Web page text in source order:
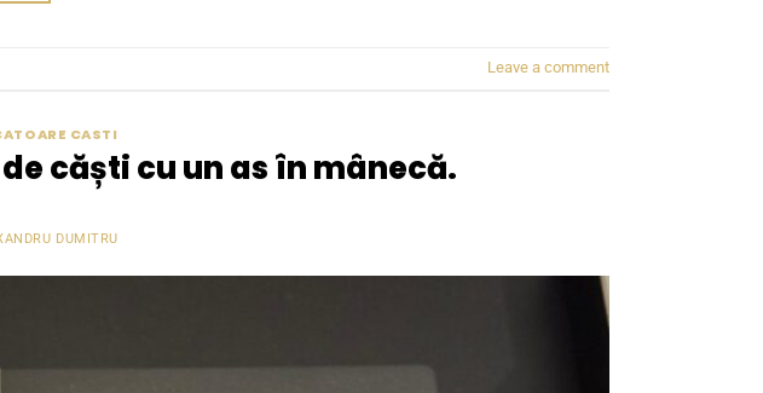
Leave a comment
CASTI
căști cu un as în mânecă.
DUMITRU